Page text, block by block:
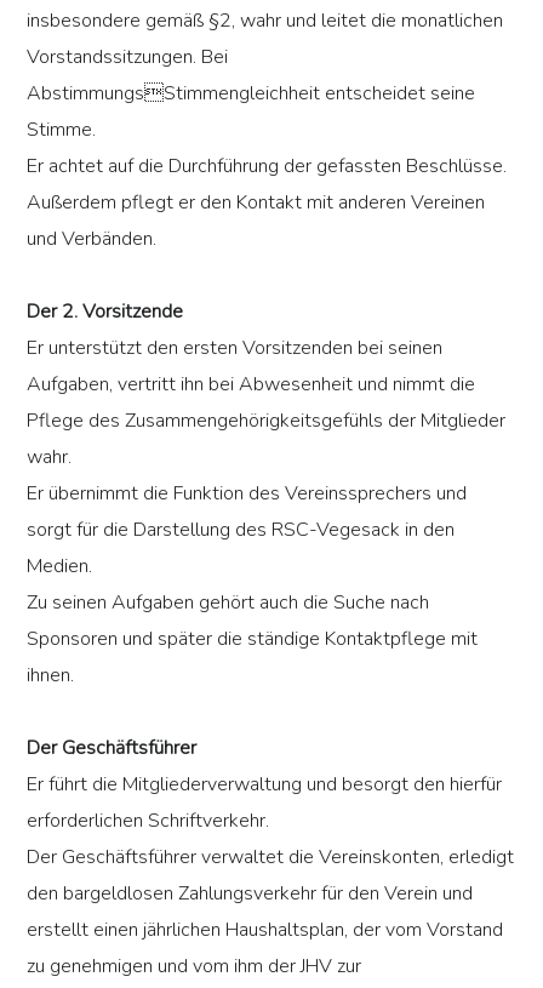
insbesondere gemäß §2, wahr und leitet die monatlichen
Vorstandssitzungen. Bei
AbstimmungsStimmengleichheit entscheidet seine
Stimme.
Er achtet auf die Durchführung der gefassten Beschlüsse.
Außerdem pflegt er den Kontakt mit anderen Vereinen
und Verbänden.
Der 2. Vorsitzende
Er unterstützt den ersten Vorsitzenden bei seinen
Aufgaben, vertritt ihn bei Abwesenheit und nimmt die
Pflege des Zusammengehörigkeitsgefühls der Mitglieder
wahr.
Er übernimmt die Funktion des Vereinssprechers und
sorgt für die Darstellung des RSC-Vegesack in den
Medien.
Zu seinen Aufgaben gehört auch die Suche nach
Sponsoren und später die ständige Kontaktpflege mit
ihnen.
Der Geschäftsführer
Er führt die Mitgliederverwaltung und besorgt den hierfür
erforderlichen Schriftverkehr.
Der Geschäftsführer verwaltet die Vereinskonten, erledigt
den bargeldlosen Zahlungsverkehr für den Verein und
erstellt einen jährlichen Haushaltsplan, der vom Vorstand
zu genehmigen und vom ihm der JHV zur